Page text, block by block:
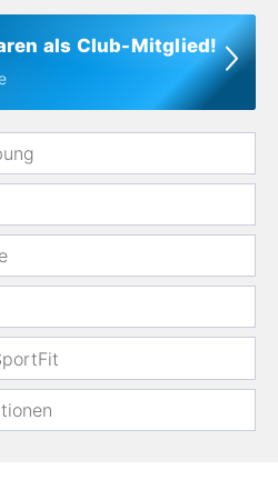
als Club-Mitglied!